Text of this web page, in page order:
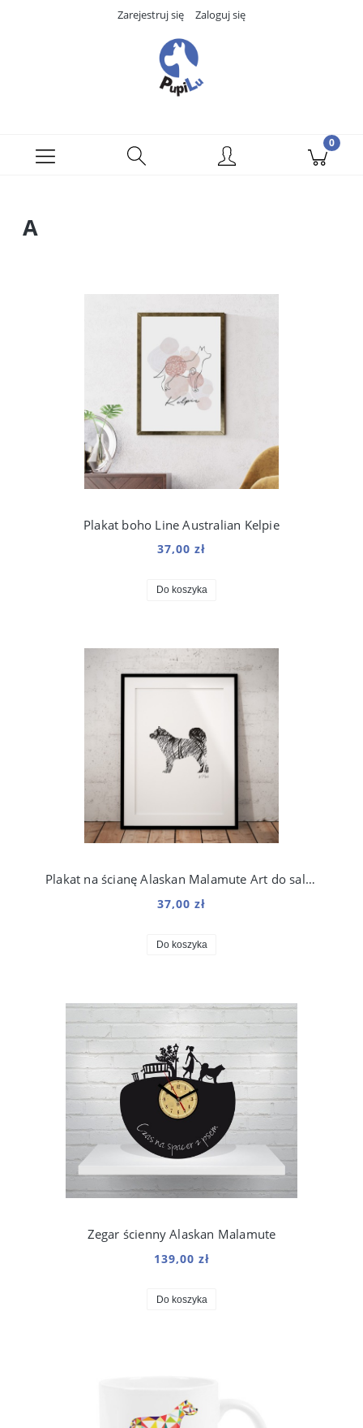
Zarejestruj się Zaloguj się
A
Plakat boho Line Australian Kelpie
37,00 zł
Do koszyka
Plakat na ścianę Alaskan Malamute Art do salonu
37,00 zł
Do koszyka
Zegar ścienny Alaskan Malamute
139,00 zł
Do koszyka